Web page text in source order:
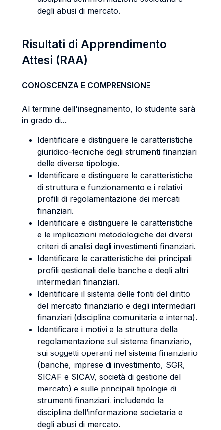
degli abusi di mercato.
Risultati di Apprendimento
Attesi (RAA)
CONOSCENZA E COMPRENSIONE
Al termine dell'insegnamento, lo studente sarà
in grado di...
Identificare e distinguere le caratteristiche
giuridico-tecniche degli strumenti finanziari
delle diverse tipologie.
Identificare e distinguere le caratteristiche
di struttura e funzionamento e i relativi
profili di regolamentazione dei mercati
finanziari.
Identificare e distinguere le caratteristiche
e le implicazioni metodologiche dei diversi
criteri di analisi degli investimenti finanziari.
Identificare le caratteristiche dei principali
profili gestionali delle banche e degli altri
intermediari finanziari.
Identificare il sistema delle fonti del diritto
del mercato finanziario e degli intermediari
finanziari (disciplina comunitaria e interna).
Identificare i motivi e la struttura della
regolamentazione sul sistema finanziario,
sui soggetti operanti nel sistema finanziario
(banche, imprese di investimento, SGR,
SICAF e SICAV, società di gestione del
mercato) e sulle principali tipologie di
strumenti finanziari, includendo la
disciplina dell’informazione societaria e
degli abusi di mercato.